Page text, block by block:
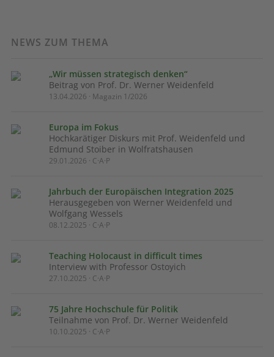
NEWS ZUM THEMA
„Wir müssen strategisch denken“
Beitrag von Prof. Dr. Werner Weidenfeld
13.04.2026 · Magazin 1/2026
Europa im Fokus
Hochkarätiger Diskurs mit Prof. Weidenfeld und
Edmund Stoiber in Wolfratshausen
29.01.2026 · C·A·P
Jahrbuch der Europäischen Integration 2025
Herausgegeben von Werner Weidenfeld und
Wolfgang Wessels
08.12.2025 · C·A·P
Teaching Holocaust in difficult times
Interview with Professor Ostoyich
27.10.2025 · C·A·P
75 Jahre Hochschule für Politik
Teilnahme von Prof. Dr. Werner Weidenfeld
10.10.2025 · C·A·P